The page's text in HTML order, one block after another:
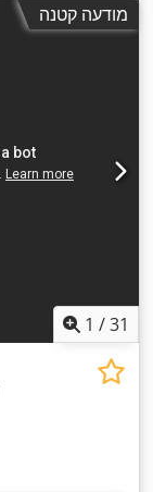
מודעה קטנה
1 /31